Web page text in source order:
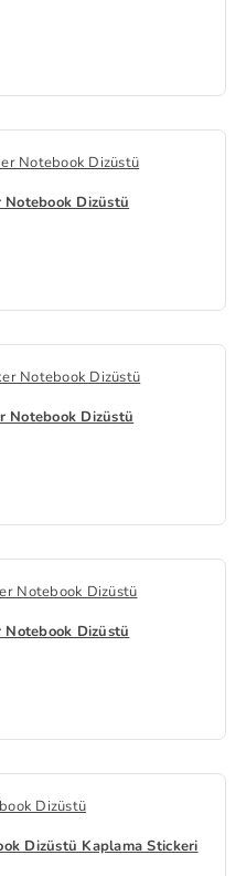
Notebook Dizüstü
Notebook Dizüstü
Dizüstü
Dizüstü Kaplama Stickeri